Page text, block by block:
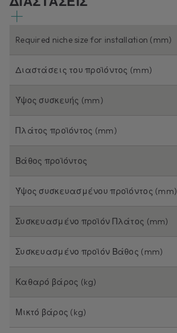
Required niche size for installation (mm)
Διαστάσεις του προϊόντος (mm)
Ύψος συσκευής (mm)
Πλάτος προϊόντος (mm)
Βάθος προϊόντος
Ύψος συσκευασμένου προϊόντος (mm)
Συσκευασμένο προϊόν Πλάτος (mm)
Συσκευασμένο προϊόν Βάθος (mm)
Καθαρό βάρος (kg)
Μικτό βάρος (kg)